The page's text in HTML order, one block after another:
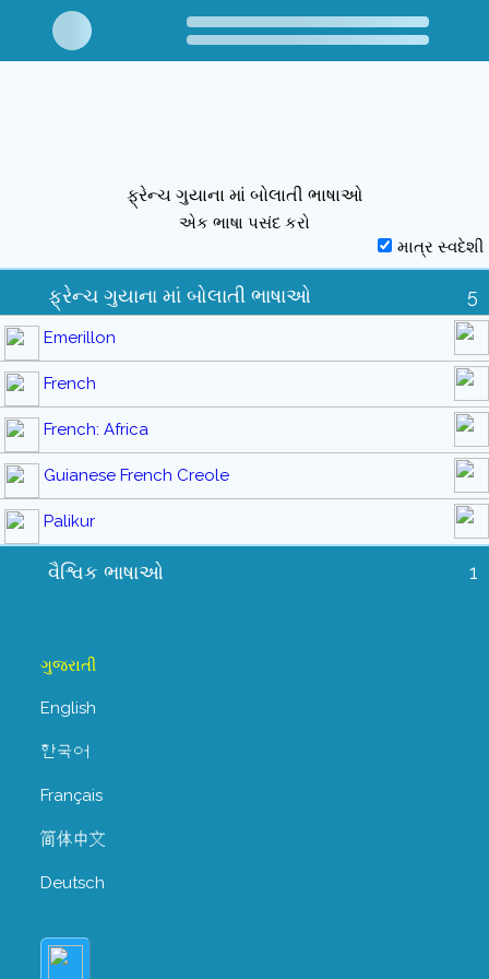
ફ્રેન્ચ ગુયાના માં બોલાતી ભાષાઓ
એક ભાષા પસંદ કરો
માત્ર સ્વદેશી
ફ્રેન્ચ ગુયાના માં બોલાતી ભાષાઓ 5
Emerillon
French
French: Africa
Guianese French Creole
Palikur
વૈશ્વિક ભાષાઓ 1
ગુજરાતી
English
한국어
Français
简体中文
Deutsch